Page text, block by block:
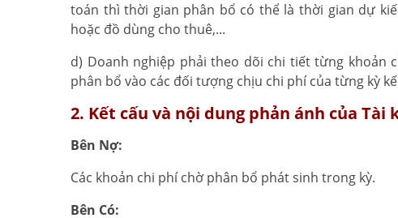
toán thì thời gian phân bổ có thể là thời gian dự
hoặc đồ dùng cho thuê,...
d) Doanh nghiệp phải theo dõi chi tiết từng khoản
phân bổ vào các đối tượng chịu chi phí của từng kỳ
2. Kết cấu và nội dung phản ánh của Tài
Bên Nợ:
Các khoản chi phí chờ phân bổ phát sinh trong kỳ.
Bên Có: